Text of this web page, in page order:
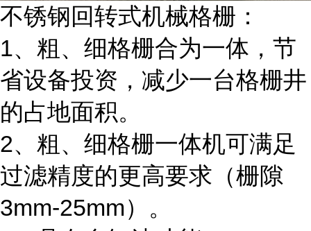
不锈钢回转式机械格栅：
1、粗、细格栅合为一体，节
省设备投资，减少一台格栅井
的占地面积。
2、粗、细格栅一体机可满足
过滤精度的更高要求（栅隙
3mm-25mm）。